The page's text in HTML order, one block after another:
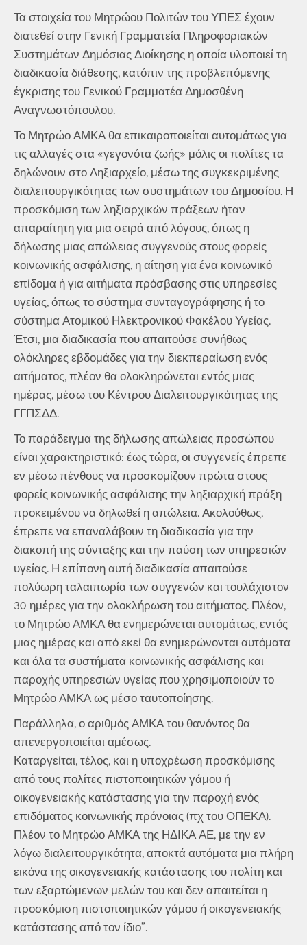
Τα στοιχεία του Μητρώου Πολιτών του ΥΠΕΣ έχουν
διατεθεί στην Γενική Γραμματεία Πληροφοριακών
Συστημάτων Δημόσιας Διοίκησης η οποία υλοποιεί τη
διαδικασία διάθεσης, κατόπιν της προβλεπόμενης
έγκρισης του Γενικού Γραμματέα Δημοσθένη
Αναγνωστόπουλου.
Το Μητρώο ΑΜΚΑ θα επικαιροποιείται αυτομάτως για
τις αλλαγές στα «γεγονότα ζωής» μόλις οι πολίτες τα
δηλώνουν στο Ληξιαρχείο, μέσω της συγκεκριμένης
διαλειτουργικότητας των συστημάτων του Δημοσίου. Η
προσκόμιση των ληξιαρχικών πράξεων ήταν
απαραίτητη για μια σειρά από λόγους, όπως η
δήλωσης μιας απώλειας συγγενούς στους φορείς
κοινωνικής ασφάλισης, η αίτηση για ένα κοινωνικό
επίδομα ή για αιτήματα πρόσβασης στις υπηρεσίες
υγείας, όπως το σύστημα συνταγογράφησης ή το
σύστημα Ατομικού Ηλεκτρονικού Φακέλου Υγείας.
Έτσι, μια διαδικασία που απαιτούσε συνήθως
ολόκληρες εβδομάδες για την διεκπεραίωση ενός
αιτήματος, πλέον θα ολοκληρώνεται εντός μιας
ημέρας, μέσω του Κέντρου Διαλειτουργικότητας της
ΓΓΠΣΔΔ.
Το παράδειγμα της δήλωσης απώλειας προσώπου
είναι χαρακτηριστικό: έως τώρα, οι συγγενείς έπρεπε
εν μέσω πένθους να προσκομίζουν πρώτα στους
φορείς κοινωνικής ασφάλισης την ληξιαρχική πράξη
προκειμένου να δηλωθεί η απώλεια. Ακολούθως,
έπρεπε να επαναλάβουν τη διαδικασία για την
διακοπή της σύνταξης και την παύση των υπηρεσιών
υγείας. Η επίπονη αυτή διαδικασία απαιτούσε
πολύωρη ταλαιπωρία των συγγενών και τουλάχιστον
30 ημέρες για την ολοκλήρωση του αιτήματος. Πλέον,
το Μητρώο ΑΜΚΑ θα ενημερώνεται αυτομάτως, εντός
μιας ημέρας και από εκεί θα ενημερώνονται αυτόματα
και όλα τα συστήματα κοινωνικής ασφάλισης και
παροχής υπηρεσιών υγείας που χρησιμοποιούν το
Μητρώο ΑΜΚΑ ως μέσο ταυτοποίησης.
Παράλληλα, ο αριθμός ΑΜΚΑ του θανόντος θα
απενεργοποιείται αμέσως.
Καταργείται, τέλος, και η υποχρέωση προσκόμισης
από τους πολίτες πιστοποιητικών γάμου ή
οικογενειακής κατάστασης για την παροχή ενός
επιδόματος κοινωνικής πρόνοιας (πχ του ΟΠΕΚΑ).
Πλέον το Μητρώο ΑΜΚΑ της ΗΔΙΚΑ ΑΕ, με την εν
λόγω διαλειτουργικότητα, αποκτά αυτόματα μια πλήρη
εικόνα της οικογενειακής κατάστασης του πολίτη και
των εξαρτώμενων μελών του και δεν απαιτείται η
προσκόμιση πιστοποιητικών γάμου ή οικογενειακής
κατάστασης από τον ίδιο”.